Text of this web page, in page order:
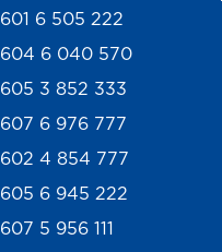
601 6 505 222
604 6 040 570
605 3 852 333
607 6 976 777
602 4 854 777
605 6 945 222
607 5 956 111